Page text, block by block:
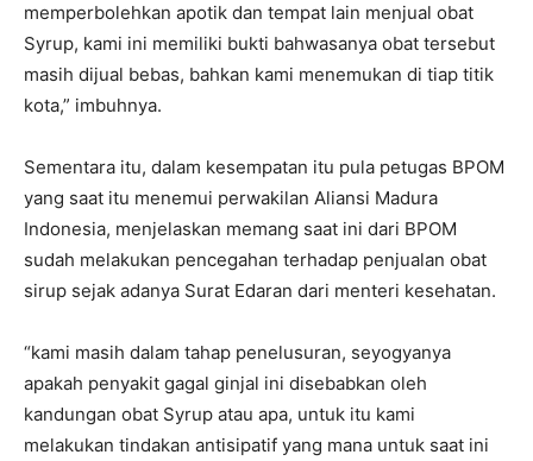
memperbolehkan apotik dan tempat lain menjual obat
Syrup, kami ini memiliki bukti bahwasanya obat tersebut
masih dijual bebas, bahkan kami menemukan di tiap titik
kota,” imbuhnya.
Sementara itu, dalam kesempatan itu pula petugas BPOM
yang saat itu menemui perwakilan Aliansi Madura
Indonesia, menjelaskan memang saat ini dari BPOM
sudah melakukan pencegahan terhadap penjualan obat
sirup sejak adanya Surat Edaran dari menteri kesehatan.
“kami masih dalam tahap penelusuran, seyogyanya
apakah penyakit gagal ginjal ini disebabkan oleh
kandungan obat Syrup atau apa, untuk itu kami
melakukan tindakan antisipatif yang mana untuk saat ini